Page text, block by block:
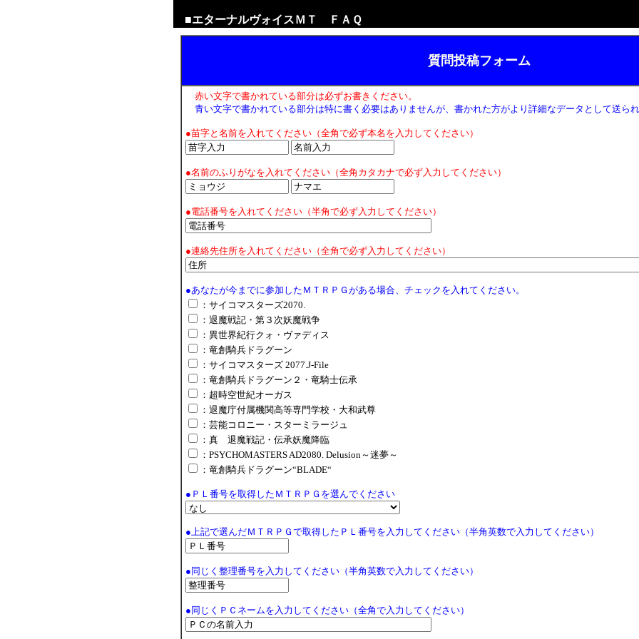
■エターナルヴォイスＭＴ ＦＡＱ
質問投稿フォーム
赤い文字で書かれている部分は必ずお書きください。
青い文字で書かれている部分は特に書く必要はありませんが、書かれた方がより詳細なデータとして送ら
●苗字と名前を入れてください（全角で必ず本名を入力してください）
●名前のふりがなを入れてください（全角カタカナで必ず入力してください）
●電話番号を入れてください（半角で必ず入力してください）
●連絡先住所を入れてください（全角で必ず入力してください）
●あなたが今までに参加したＭＴＲＰＧがある場合、チェックを入れてください。
：サイコマスターズ2070.
：退魔戦記・第３次妖魔戦争
：異世界紀行クォ・ヴァディス
：竜創騎兵ドラグーン
：サイコマスターズ 2077.J-File
：竜創騎兵ドラグーン２・竜騎士伝承
：超時空世紀オーガス
：退魔庁付属機関高等専門学校・大和武尊
：芸能コロニー・スターミラージュ
：真 退魔戦記・伝承妖魔降臨
：PSYCHOMASTERS AD2080. Delusion～迷夢～
：竜創騎兵ドラグーン“BLADE“
●ＰＬ番号を取得したＭＴＲＰＧを選んでください
●上記で選んだＭＴＲＰＧで取得したＰＬ番号を入力してください（半角英数で入力してください）
●同じく整理番号を入力してください（半角英数で入力してください）
●同じくＰＣネームを入力してください（全角で入力してください）